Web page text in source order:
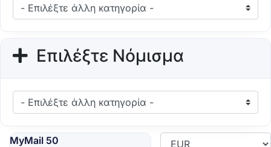
Επιλέξτε Νόμισμα
MyMail 50